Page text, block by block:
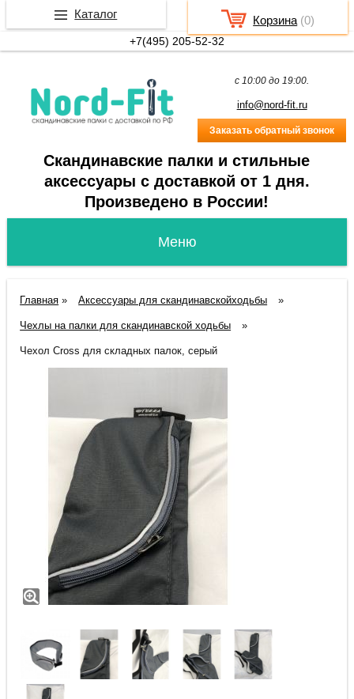
c 10:00 до 19:00.
info@nord-fit.ru
Заказать обратный звонок
Скандинавские палки и стильные
аксессуары с доставкой от 1 дня.
Произведено в России!
Главная » Аксессуары для скандинавскойходьбы »
Чехлы на палки для скандинавской ходьбы »
Чехол Cross для складных палок, серый
+7(495) 205-52-32
Корзина (0)
Каталог